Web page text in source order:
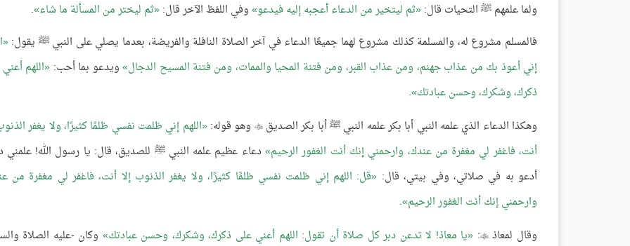
ولما علمهم ﷺ التحيات قال: ثم ليتخير من الدعاء أعجبه إليه فيدعو وفي اللفظ الآخر قال: ثم ليختر من المسألة ما شاء .
فالمسلم مشروع له، والمسلمة كذلك مشروع لهما جميعًا الدعاء في آخر الصلاة النافلة والفريضة، بعدما يصلي على النبي ﷺ يقول:
إني أعوذ بك من عذاب جهنم، ومن عذاب القبر، ومن فتنة المحيا والممات، ومن فتنة المسيح الدجال ويدعو بما أحب: اللهم
ذكرك، وشكرك، وحسن عبادتك .
وهكذا الدعاء الذي علمه النبي أبا بكر علمه النبي ﷺ أبا بكر الصديق وهو قوله: اللهم إني ظلمت نفسي ظلمًا كثيرًا، ولا يغفر
أنت، فاغفر لي مغفرة من عندك، وارحمني إنك أنت الغفور الرحيم دعاء عظيم علمه النبي ﷺ للصديق، قال: يا رسول الله! علمني
أدعو به في صلاتي، وفي بيتي، قال: قل: اللهم إني ظلمت نفسي ظلمًا كثيرًا، ولا يغفر الذنوب إلا أنت، فاغفر لي مغفرة من
وارحمني إنك أنت الغفور الرحيم .
وقال لمعاذ
: يا معاذ! لا تدعن دبر كل صلاة أن تقول: اللهم أعني على ذكرك، وشكرك، وحسن عبادتك وكان -عليه الصلاة